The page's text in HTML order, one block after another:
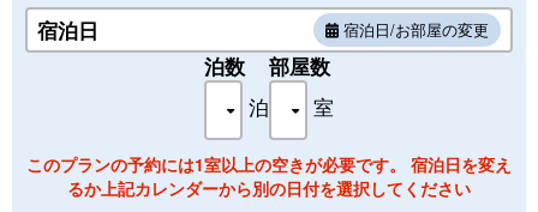
テレビ、内線電話、湯沸かしポット、お茶セット、冷蔵庫
（中は入っていません）、ドライヤー、洗浄機付トイレ、ハ
ンドソープ、ボディーソープ、シャンプー、リンス、ハミガ
キセット、タオル、バスタオル、浴衣、たび
◆◆ ワンちゃん用アメニティ（一例） ◆◆
トイレシート5枚、ウェットシート1箱、粘着テープ1本、消
臭スプレー1本、お散歩バッグ、トイレトレー
宿泊日 宿泊日/お部屋の変更
泊数
泊
部屋数
室
このプランの予約には1室以上の空きが必要です。 宿泊日を変え
るか上記カレンダーから別の日付を選択してください